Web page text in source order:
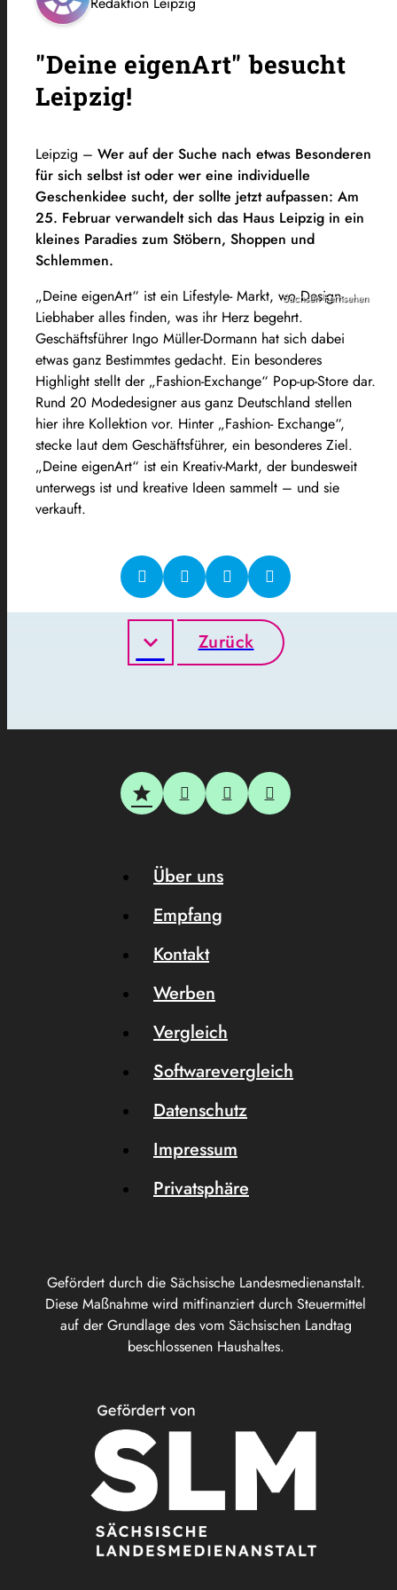
"Deine eigenArt" besucht
Leipzig!
Leipzig – Wer auf der Suche nach etwas Besonderen
für sich selbst ist oder wer eine individuelle
Geschenkidee sucht, der sollte jetzt aufpassen: Am
25. Februar verwandelt sich das Haus Leipzig in ein
kleines Paradies zum Stöbern, Shoppen und
Schlemmen.
Sachsen Fernsehen
„Deine eigenArt“ ist ein Lifestyle- Markt, wo Design-
Liebhaber alles finden, was ihr Herz begehrt.
Geschäftsführer Ingo Müller-Dormann hat sich dabei
etwas ganz Bestimmtes gedacht. Ein besonderes
Highlight stellt der „Fashion-Exchange“ Pop-up-Store dar.
Rund 20 Modedesigner aus ganz Deutschland stellen
hier ihre Kollektion vor. Hinter „Fashion- Exchange“,
stecke laut dem Geschäftsführer, ein besonderes Ziel.
„Deine eigenArt“ ist ein Kreativ-Markt, der bundesweit
unterwegs ist und kreative Ideen sammelt – und sie
verkauft.
Zurück
Gefördert durch die Sächsische Landesmedienanstalt.
Diese Maßnahme wird mitfinanziert durch Steuermittel
auf der Grundlage des vom Sächsischen Landtag
beschlossenen Haushaltes.
Über uns
Empfang
Kontakt
Werben
Vergleich
Softwarevergleich
Datenschutz
Impressum
Privatsphäre